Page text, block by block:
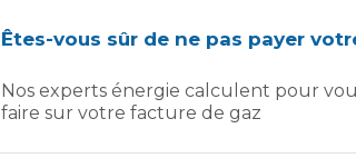
Êtes-vous sûr de ne pas payer
Nos experts énergie calculent pour
faire sur votre facture de gaz